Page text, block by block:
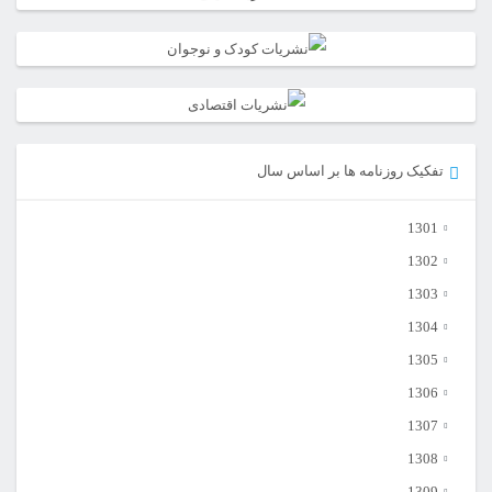
تفکیک روزنامه ها بر اساس سال
1301
1302
1303
1304
1305
1306
1307
1308